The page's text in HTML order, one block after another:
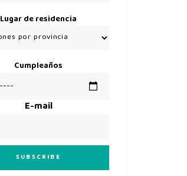
Lugar de residencia
Cumpleaños
E-mail